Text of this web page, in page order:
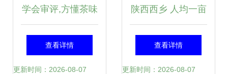
学会审评,方懂茶味
_文化_网
查看详情
更新时间：2026-08-07
陕西西乡 人均一亩
茶，富民美如画
查看详情
更新时间：2026-08-07